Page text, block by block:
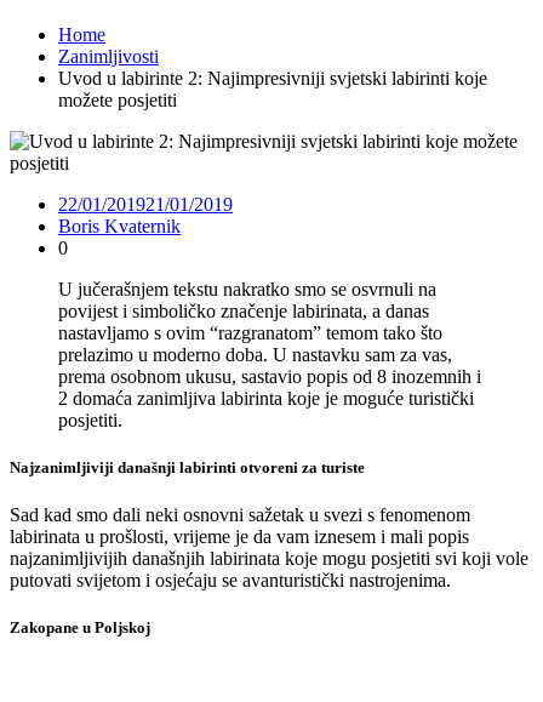
Home
Zanimljivosti
Uvod u labirinte 2: Najimpresivniji svjetski labirinti koje
možete posjetiti
22/01/201921/01/2019
Boris Kvaternik
0
U jučerašnjem tekstu nakratko smo se osvrnuli na
povijest i simboličko značenje labirinata, a danas
nastavljamo s ovim “razgranatom” temom tako što
prelazimo u moderno doba. U nastavku sam za vas,
prema osobnom ukusu, sastavio popis od 8 inozemnih i
2 domaća zanimljiva labirinta koje je moguće turistički
posjetiti.
Najzanimljiviji današnji labirinti otvoreni za turiste
Sad kad smo dali neki osnovni sažetak u svezi s fenomenom
labirinata u prošlosti, vrijeme je da vam iznesem i mali popis
najzanimljivijih današnjih labirinata koje mogu posjetiti svi koji vole
putovati svijetom i osjećaju se avanturistički nastrojenima.
Zakopane u Poljskoj